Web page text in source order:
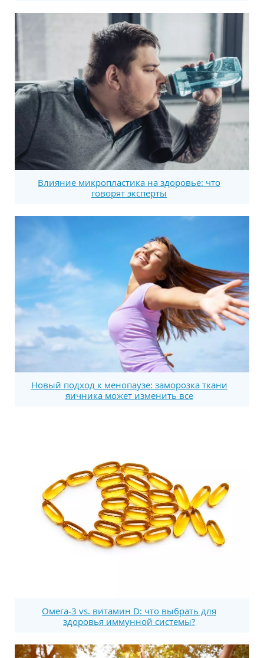
Влияние микропластика на здоровье: что
говорят эксперты
Новый подход к менопаузе: заморозка ткани
яичника может изменить все
Омега-3 vs. витамин D: что выбрать для
здоровья иммунной системы?